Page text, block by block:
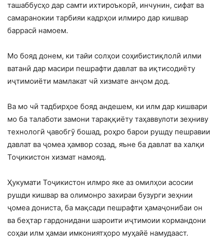
ташаббусҳо дар самти ихтироъкорӣ, инчунин, сифат ва
самаранокии тарбияи кадрҳои илмиро дар кишвар
баррасӣ намоем.
Мо бояд донем, ки тайи солҳои соҳибистиқлолӣ илми
ватанӣ дар масири пешрафти давлат ва иқтисодиёту
иҷтимоиёти мамлакат чӣ хизмате анҷом дод.
Ва мо чӣ тадбирҳое бояд андешем, ки илм дар кишвари
мо ба талаботи замони тараққиёту таҳаввулоти зеҳниву
технологӣ ҷавобгӯ бошад, роҳро барои рушду пешравии
давлат ва ҷомеа ҳамвор созад, яъне ба давлат ва халқи
Тоҷикистон хизмат намояд.
Ҳукумати Тоҷикистон илмро яке аз омилҳои асосии
рушди кишвар ва олимонро захираи бузурги зеҳнии
ҷомеа дониста, ба мақсади пешрафти ҳамаҷонибаи он
ва беҳтар гардонидани шароити иҷтимоии кормандони
соҳаи илм ҳамаи имкониятҳоро муҳайё намудааст.